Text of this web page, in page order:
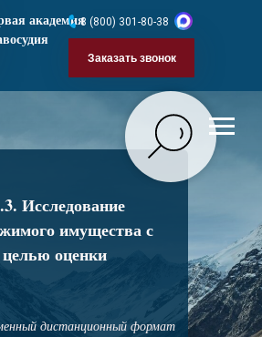
академия
Заказать звонок
8 (800) 301-80-38
Исследование
имущества с
целью оценки
дистанционный формат